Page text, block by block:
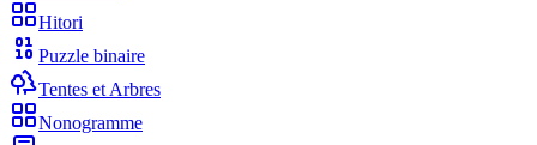
Hitori
Puzzle binaire
Tentes et Arbres
Nonogramme